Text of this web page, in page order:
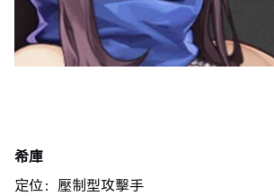
希庫
定位：壓制型攻擊手